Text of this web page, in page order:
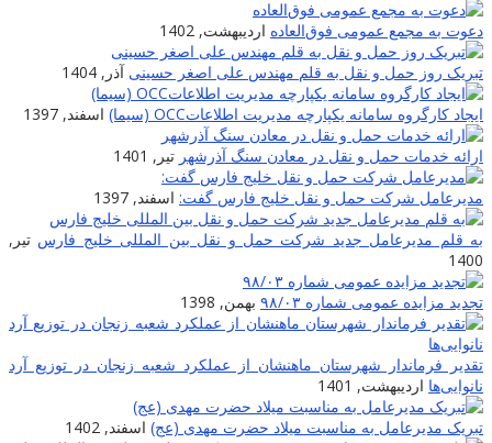
دعوت به مجمع عمومی فوق‌العاده اردیبهشت, 1402
تبریک روز حمل و نقل به قلم مهندس علی اصغر حسینی آذر, 1404
ایجاد کارگروه سامانه یکپارچه مدیریت اطلاعاتOCC (سیما)
اسفند, 1397
ارائه خدمات حمل و نقل در معادن سنگ آذرشهر تیر, 1401
مدیرعامل شرکت حمل و نقل خلیج فارس گفت: اسفند, 1397
به قلم مدیرعامل جدید شرکت حمل و نقل بین المللی خلیج فارس تیر,
1400
تجدید مزایده عمومی شماره ۹۸/۰۳
بهمن, 1398
تقدیر فرماندار شهرستان ماهنشان از عملکرد شعبه زنجان در توزیع آرد
نانوایی‌ها اردیبهشت, 1401
تبریک مدیرعامل به مناسبت میلاد حضرت مهدی (عج) اسفند, 1402